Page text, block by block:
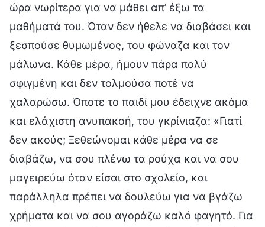
ώρα νωρίτερα για να μάθει απ’ έξω τα
μαθήματά του. Όταν δεν ήθελε να διαβάσει και
ξεσπούσε θυμωμένος, του φώναζα και τον
μάλωνα. Κάθε μέρα, ήμουν πάρα πολύ
σφιγμένη και δεν τολμούσα ποτέ να
χαλαρώσω. Όποτε το παιδί μου έδειχνε ακόμα
και ελάχιστη ανυπακοή, του γκρίνιαζα: «Γιατί
δεν ακούς; Ξεθεώνομαι κάθε μέρα να σε
διαβάζω, να σου πλένω τα ρούχα και να σου
μαγειρεύω όταν είσαι στο σχολείο, και
παράλληλα πρέπει να δουλεύω για να βγάζω
χρήματα και να σου αγοράζω καλό φαγητό. Για